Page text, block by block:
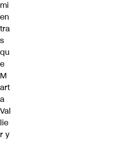
mi
en
tra
s
qu
e
M
art
a
Val
lie
r y